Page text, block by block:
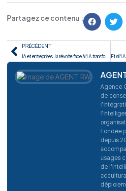
Partagez ce contenu :
PRÉCÉDENT
Agence
de
Fondée
depuis
usages
de